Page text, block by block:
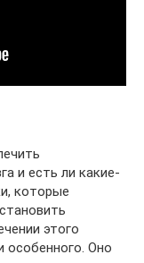
и есть ли какие-
которые
этого
особенного. Оно